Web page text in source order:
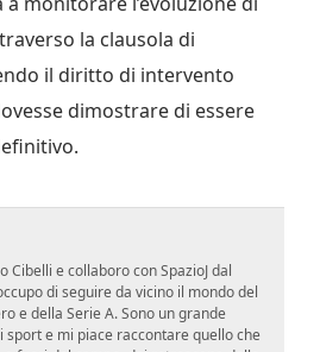
la clausola di
il diritto di intervento
dimostrare di essere
Cibelli e collaboro con SpazioJ dal
di seguire da vicino il mondo del
e della Serie A. Sono un grande
sport e mi piace raccontare quello che